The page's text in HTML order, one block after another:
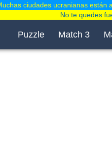
Puzzle Match 3
ciudades ucranianas están
No te quedes